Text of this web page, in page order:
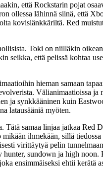
että Rockstarin pojat
ollessa lähinnä siinä, että
kovislänkkäriltä. Red
Toki on niilläkin
seikka, että pelissä kohtaa
hieman samaan
Välianimaatioissa
ja synkkääninen kuin
latausääniä myöten.
samaa linjaa jatkaa Red
ihmekään, sillä tiedossa
virittäytyä pelin
sundown ja high noon.
ensimmäiseksi ehtii kerätä